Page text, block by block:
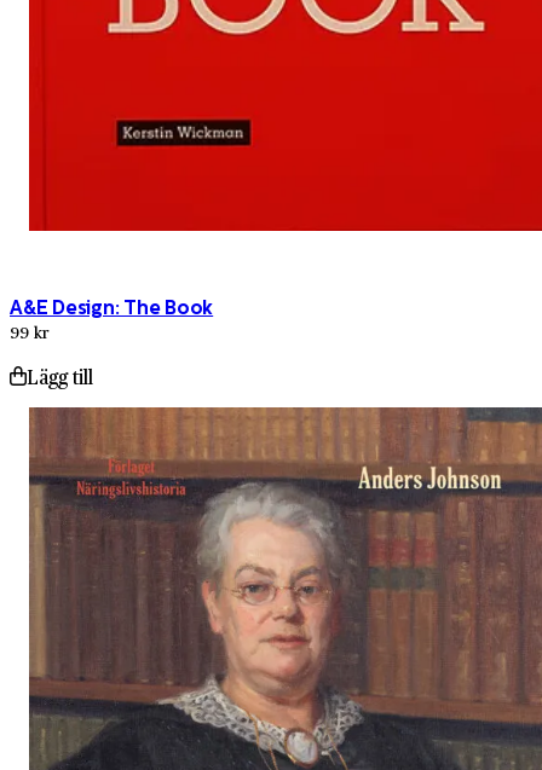
A&E Design: The Book
99 kr
Lägg till